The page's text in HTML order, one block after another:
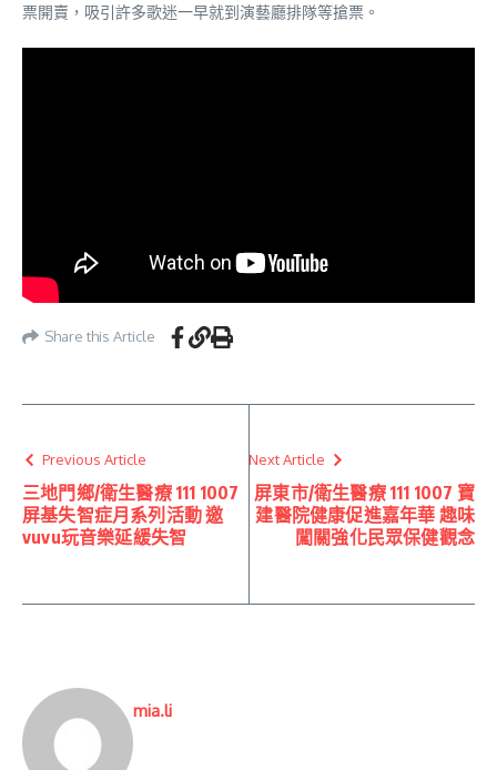
票開賣，吸引許多歌迷一早就到演藝廳排隊等搶票。
Share this Article
Previous Article
三地門鄉/衛生醫療 111 1007
屏基失智症月系列活動 邀
vuvu玩音樂延緩失智
Next Article
屏東市/衛生醫療 111 1007 寶
建醫院健康促進嘉年華 趣味
闖關強化民眾保健觀念
mia.li